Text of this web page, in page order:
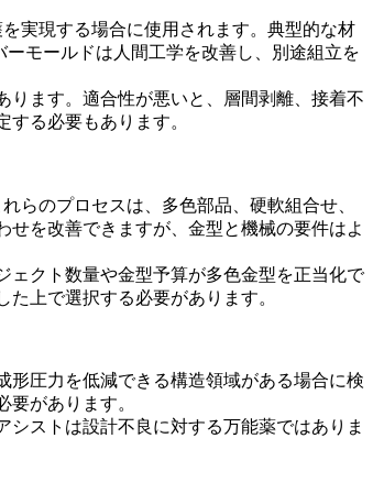
実現する場合に使用されます。典型的な材
モールドは人間工学を改善し、別途組立を
ります。適合性が悪いと、層間剥離、接着不
る必要もあります。
らのプロセスは、多色部品、硬軟組合せ、
を改善できますが、金型と機械の要件はよ
ェクト数量や金型予算が多色金型を正当化で
上で選択する必要があります。
圧力を低減できる構造領域がある場合に検
があります。
ストは設計不良に対する万能薬ではありま